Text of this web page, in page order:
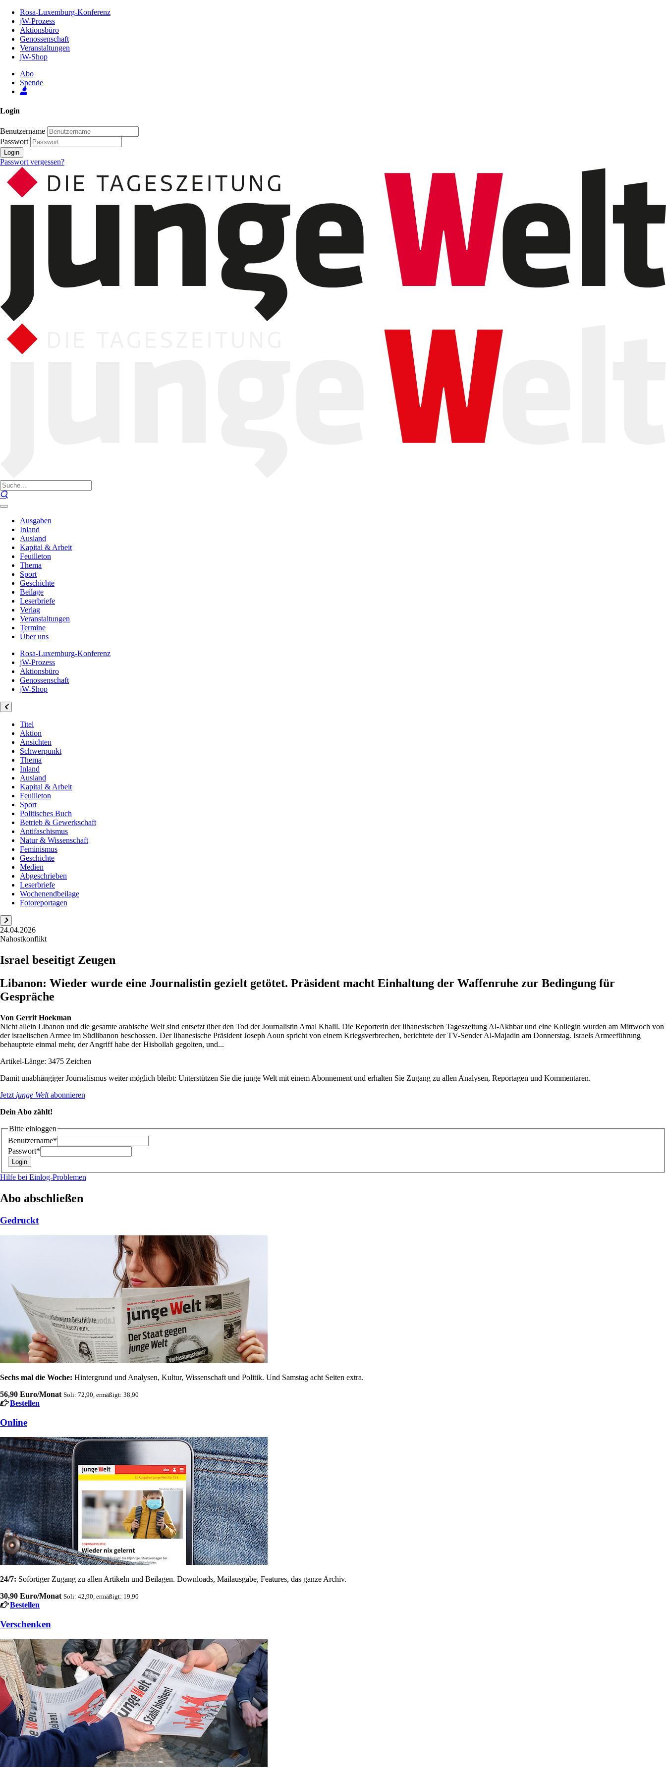
Inhalt
Seite
Rosa-Luxemburg-Konferenz
jW-Prozess
Aktionsbüro
Genossenschaft
Veranstaltungen
jW-Shop
Abo
Spende
Login
Benutzername
Passwort
Login
Passwort vergessen?
Ausgaben
Inland
Ausland
Kapital & Arbeit
Feuilleton
Thema
Sport
Geschichte
Beilage
Leserbriefe
Verlag
Veranstaltungen
Termine
Über uns
Rosa-Luxemburg-Konferenz
jW-Prozess
Aktionsbüro
Genossenschaft
jW-Shop
Titel
Aktion
Ansichten
Schwerpunkt
Thema
Inland
Ausland
Kapital & Arbeit
Feuilleton
Sport
Politisches Buch
Betrieb & Gewerkschaft
Antifaschismus
Natur & Wissenschaft
Feminismus
Geschichte
Medien
Abgeschrieben
Leserbriefe
Wochenendbeilage
Fotoreportagen
24.04.2026
Nahostkonflikt
Israel beseitigt Zeugen
Libanon: Wieder wurde eine Journalistin gezielt getötet. Präsident macht Einhaltung der Waffenruhe zur Bedingung für
Gespräche
Von Gerrit Hoekman
Nicht allein Libanon und die gesamte arabische Welt sind entsetzt über den Tod der Journalistin Amal Khalil. Die Reporterin der libanesischen Tageszeitung Al-Akhbar und eine Kollegin wurden am Mittwoch von
der israelischen Armee im Südlibanon beschossen. Der libanesische Präsident Joseph Aoun spricht von einem Kriegsverbrechen, berichtete der TV-Sender Al-Majadin am Donnerstag. Israels Armeeführung
behauptete einmal mehr, der Angriff habe der Hisbollah gegolten, und...
Artikel-Länge: 3475 Zeichen
Damit unabhängiger Journalismus weiter möglich bleibt: Unterstützen Sie die junge Welt mit einem Abonnement und erhalten Sie Zugang zu allen Analysen, Reportagen und Kommentaren.
Jetzt junge Weltabonnieren
Dein Abo zählt!
Bitte einloggen
Benutzername*
Passwort*
Hilfe bei Einlog-Problemen
Abo abschließen
Gedruckt
Sechs mal die Woche: Hintergrund und Analysen, Kultur, Wissenschaft und Politik. Und Samstag acht Seiten extra.
56,90 Euro/Monat Soli: 72,90, ermäßigt: 38,90
Bestellen
Online
24/7: Sofortiger Zugang zu allen Artikeln und Beilagen. Downloads, Mailausgabe, Features, das ganze Archiv.
30,90 Euro/Monat Soli: 42,90, ermäßigt: 19,90
Bestellen
Verschenken